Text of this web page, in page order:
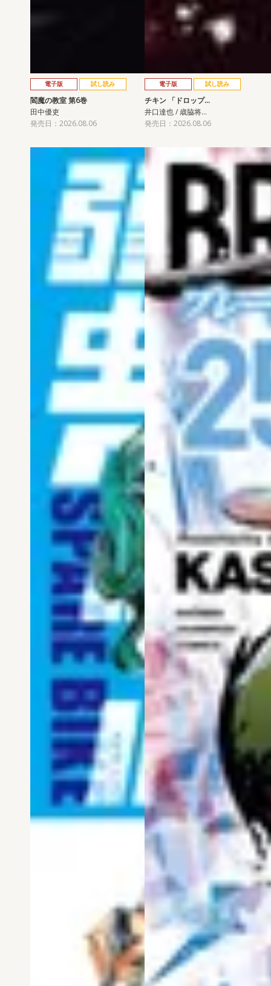
電子版 試し読み
閻魔の教室 第6巻
田中優吏
発売日：2026.08.06
電子版 試し読み
チキン 「ドロップ…
井口達也 / 歳脇将…
発売日：2026.08.06